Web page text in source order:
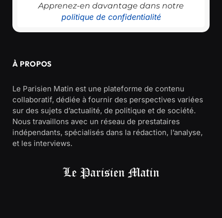
Apprenez-en davantage dans notre
politique de confidentialité
À PROPOS
Le Parisien Matin est une plateforme de contenu
collaboratif, dédiée à fournir des perspectives variées
sur des sujets d’actualité, de politique et de société.
Nous travaillons avec un réseau de prestataires
indépendants, spécialisés dans la rédaction, l’analyse,
et les interviews.